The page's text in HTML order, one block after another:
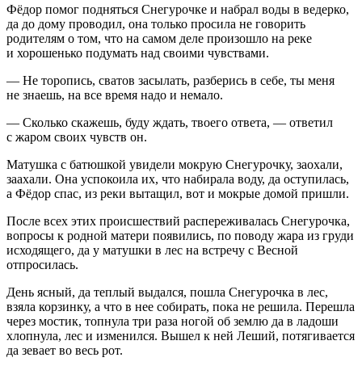
Фёдор помог подняться Снегурочке и набрал воды в ведерко,
да до дому проводил, она только просила не говорить
родителям о том, что на самом деле произошло на реке
и хорошенько подумать над своими чувствами.
— Не торопись, сватов засылать, разберись в себе, ты меня
не знаешь, на все время надо и немало.
— Сколько скажешь, буду ждать, твоего ответа, — ответил
с жаром своих чувств он.
Матушка с батюшкой увидели мокрую Снегурочку, заохали,
заахали. Она успокоила их, что набирала воду, да оступилась,
а Фёдор спас, из реки вытащил, вот и мокрые домой пришли.
После всех этих происшествий распереживалась Снегурочка,
вопросы к родной матери появились, по поводу жара из груди
исходящего, да у матушки в лес на встречу с Весной
отпросилась.
День ясный, да теплый выдался, пошла Снегурочка в лес,
взяла корзинку, а что в нее собирать, пока не решила. Перешла
через мостик, топнула три раза ногой об землю да в ладоши
хлопнула, лес и изменился. Вышел к ней Леший, потягивается
да зевает во весь рот.